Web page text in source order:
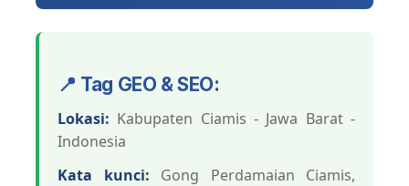
📍 Tag GEO & SEO:
Lokasi: Kabupaten Ciamis - Jawa Barat -
Indonesia
Kata kunci: Gong Perdamaian Ciamis,